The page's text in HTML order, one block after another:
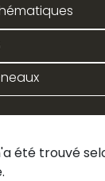
été trouvé